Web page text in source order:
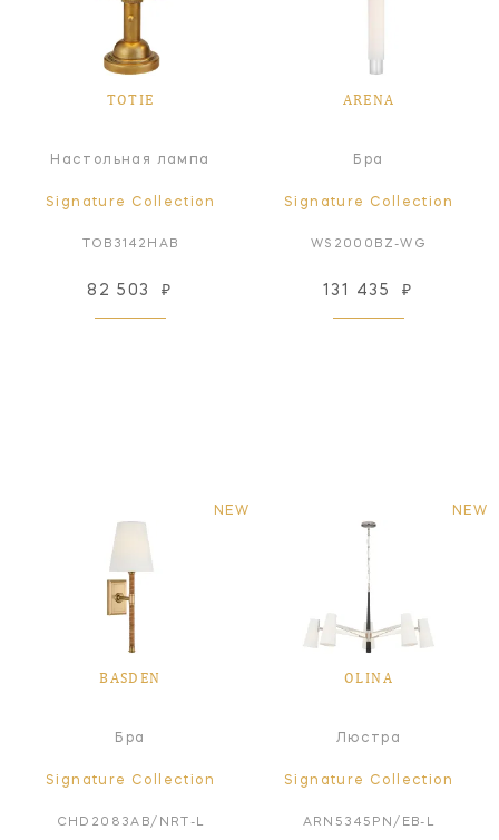
TOTIE
Настольная лампа
Signature Collection
TOB3142HAB
82 503 ₽
ARENA
Бра
Signature Collection
WS2000BZ-WG
131 435 ₽
NEW
BASDEN
Бра
Signature Collection
CHD2083AB/NRT-L
NEW
OLINA
Люстра
Signature Collection
ARN5345PN/EB-L